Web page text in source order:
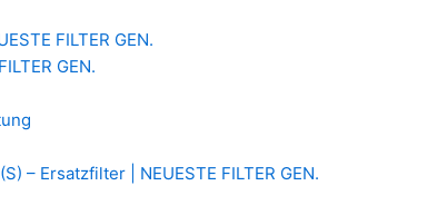
FILTER GEN.
GEN.
– Ersatzfilter | NEUESTE FILTER GEN.